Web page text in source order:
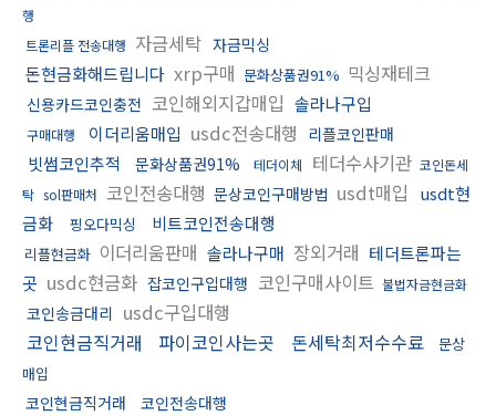
행
트론리플 전송대행 자금세탁 자금믹싱
돈현금화해드립니다 xrp구매 문화상품권91% 믹싱재테크
신용카드코인충전 코인해외지갑매입 솔라나구입
구매대행 이더리움매입 usdc전송대행 리플코인판매
빗썸코인추적 문화상품권91% 테더이체 테더수사기관 코인돈세
탁 sol판매처 코인전송대행 문상코인구매방법 usdt매입
usdt현
금화
핑오다믹싱 비트코인전송대행
리플현금화 이더리움판매 솔라나구매 장외거래 테더트론파는
곳 usdc현금화 잡코인구입대행 코인구매사이트 불법자금현금화
코인송금대리 usdc구입대행
코인현금직거래
파이코인사는곳 돈세탁최저수수료
문상
매입
코인현금직거래 코인전송대행